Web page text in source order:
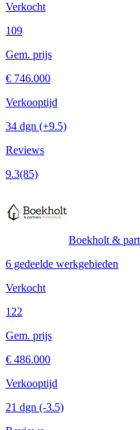
Verkocht
109
Gem. prijs
€ 746.000
Verkooptijd
34 dgn (+9.5)
Reviews
9.3(85)
Boekholt &
6 gedeelde werkgebieden
Verkocht
122
Gem. prijs
€ 486.000
Verkooptijd
21 dgn (-3.5)